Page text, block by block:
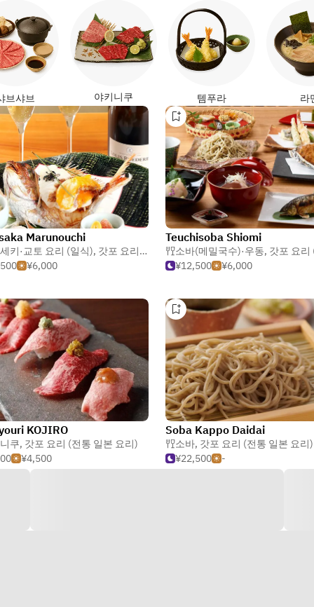
브샤브 야키니쿠 템푸라 라
통 일본 요리)
Marunouchi
키·교토 요리 (일식), 갓포 요리 (전통 일본 요리) ,일본요리
¥6,000
Teuchisoba Shiomi
소바(메밀국수)·우동, 갓포 요리 (전통
¥12,500
¥6,000
KOJIRO
쿠, 갓포 요리 (전통 일본 요리)
¥4,500
Soba Kappo Daidai
소바, 갓포 요리 (전통 일본 요리)
¥22,500
-